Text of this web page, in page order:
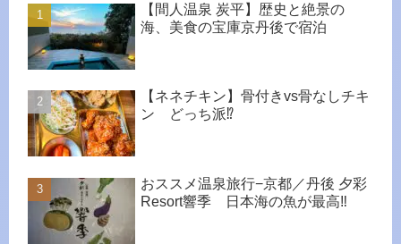
【間人温泉 炭平】歴史と絶景の
海、美食の宝庫京丹後で宿泊
【ネネチキン】骨付きvs骨なしチキ
ン どっち派⁉︎
おススメ温泉旅行−京都／丹後 夕彩
Resort響季 日本海の魚が最高‼